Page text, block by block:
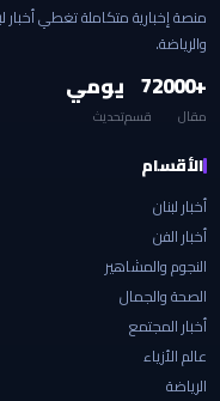
منصة إخبارية متكاملة تغطي أخبار
والرياضة.
+2000
مقال
7
قسم
يومي
تحديث
الأقسام
أخبار لبنان
أخبار الفن
النجوم والمشاهير
الصحة والجمال
أخبار المجتمع
عالم الأزياء
الرياضة